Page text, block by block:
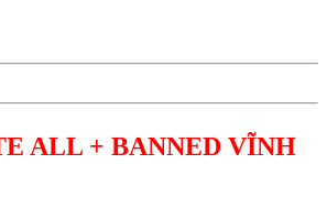
ALL + BANNED VĨNH